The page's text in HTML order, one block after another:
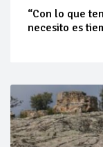
“Con lo que
necesito es